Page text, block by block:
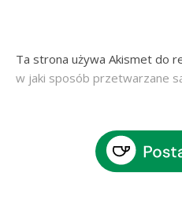
Ta strona używa Akismet do
w jaki sposób przetwarzane